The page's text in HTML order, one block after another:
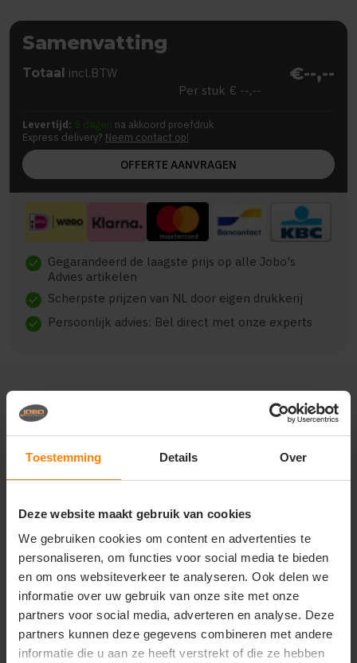
Toestemming Details Over
Deze website maakt gebruik van cookies
We gebruiken cookies om content en advertenties te
personaliseren, om functies voor social media te bieden
en om ons websiteverkeer te analyseren. Ook delen we
informatie over uw gebruik van onze site met onze
partners voor social media, adverteren en analyse. Deze
partners kunnen deze gegevens combineren met andere
informatie die u aan ze heeft verstrekt of die ze hebben
Samenvatting
Totaal incl.BTW €--,--
Per stuk € --,--
Levertijd: 5 dagen na akkoord proefdruk
Express delivery? Neem contact op!
OFFERTE AANVRAGEN
check Gegarandeerd de laagste prijs op alle Jobo's
Advies artikelen
check Scherpste prijzen van NL door eigen drukkerij
check Persoonlijk advies: Bel direct met onze experts
Beschrijving
{"qty":3,"clr":"Deep Black","szs":{"M":3},"prnts":
kleuren"},
{"pp":"Achterzijde","pt":"Bedrukking","ct":"Twee
kleuren"},
{"pp":"Linkermouw","pt":"Bedrukking","ct":"Twee
Vragen? Neem contact